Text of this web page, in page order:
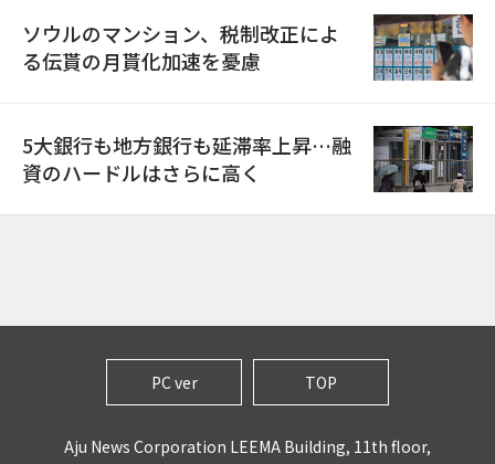
ソウルのマンション、税制改正によ
る伝貰の月貰化加速を憂慮
5大銀行も地方銀行も延滞率上昇…融
資のハードルはさらに高く
PC ver TOP
Aju News Corporation LEEMA Building, 11th floor,